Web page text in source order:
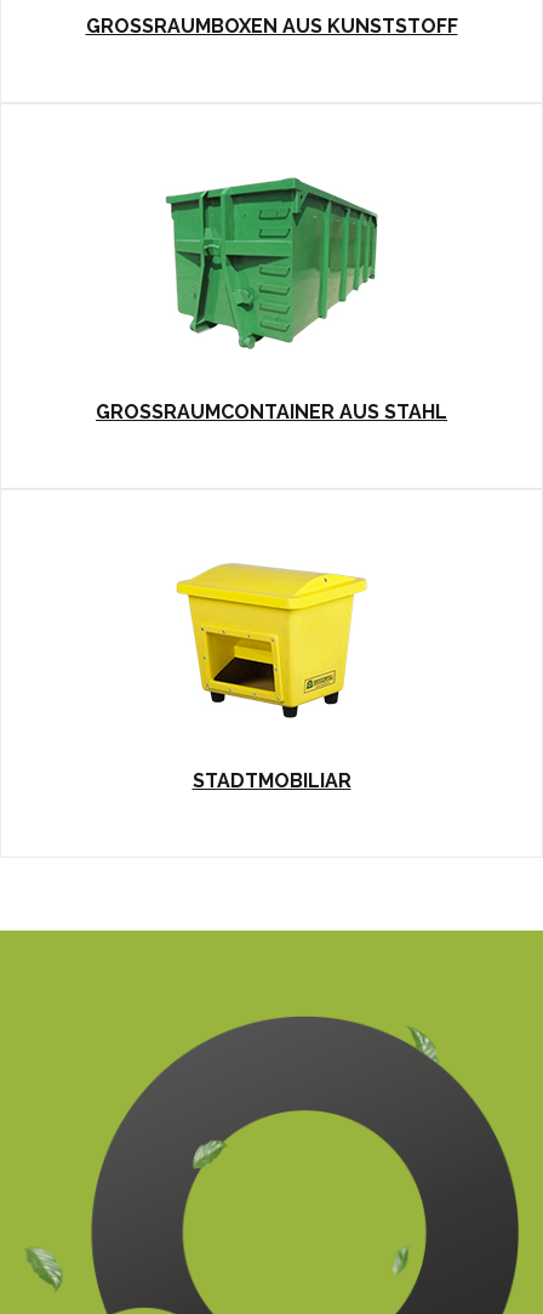
GROSSRAUMBOXEN AUS KUNSTSTOFF
GROSSRAUMCONTAINER AUS STAHL
STADTMOBILIAR